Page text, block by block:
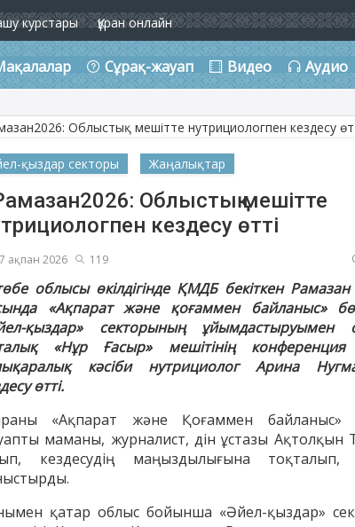
курстары Құран онлайн
Сұрақ-жауап Видео Аудио
қыздар секторы Жаңалықтар
Облыстық мешітте
кездесу өтті
ақпан 2026 119
облысы өкілдігінде ҚМДБ бекіткен
«Ақпарат және қоғаммен байланыс»
қыздар» секторының ұйымдастыруымен
«Нұр Ғасыр» мешітінің конференция
кәсіби нутрициолог Арина
өтті.
«Ақпарат және Қоғаммен байланыс»
маманы, журналист, дін ұстазы Ақтолқын
кездесудің маңыздылығына тоқталып,
қатар облыс бойынша «Әйел-қыздар»